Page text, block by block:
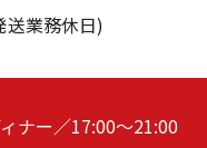
送業務休日)
ナー／17:00～21:00